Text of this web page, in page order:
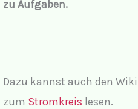
zu Aufgaben.
Dazu kannst auch den
zum Stromkreis lesen.